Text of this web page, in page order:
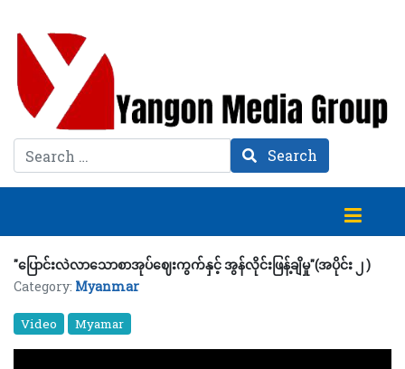
Search Search
"ပြောင်းလဲလာသောစာအုပ်ဈေးကွက်နှင့် အွန်လိုင်းဖြန့်ချိမှု"(အပိုင်း ၂ )
Category: Myanmar
Video Myamar